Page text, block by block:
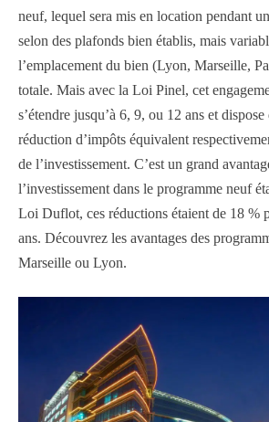
neuf, lequel sera mis en location pendant
selon des plafonds bien établis, mais
l’emplacement du bien (Lyon, Marseille,
totale. Mais avec la Loi Pinel, cet
s’étendre jusqu’à 6, 9, ou 12 ans et
réduction d’impôts équivalent
de l’investissement. C’est un grand
l’investissement dans le programme neuf
Loi Duflot, ces réductions étaient de 18 %
ans. Découvrez les avantages des
Marseille ou Lyon.